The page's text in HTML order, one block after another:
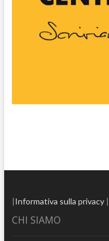
|Informativa sulla privacy|
CHI SIAMO